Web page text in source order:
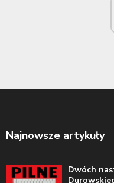
Najnowsze artykuły
Dwóch